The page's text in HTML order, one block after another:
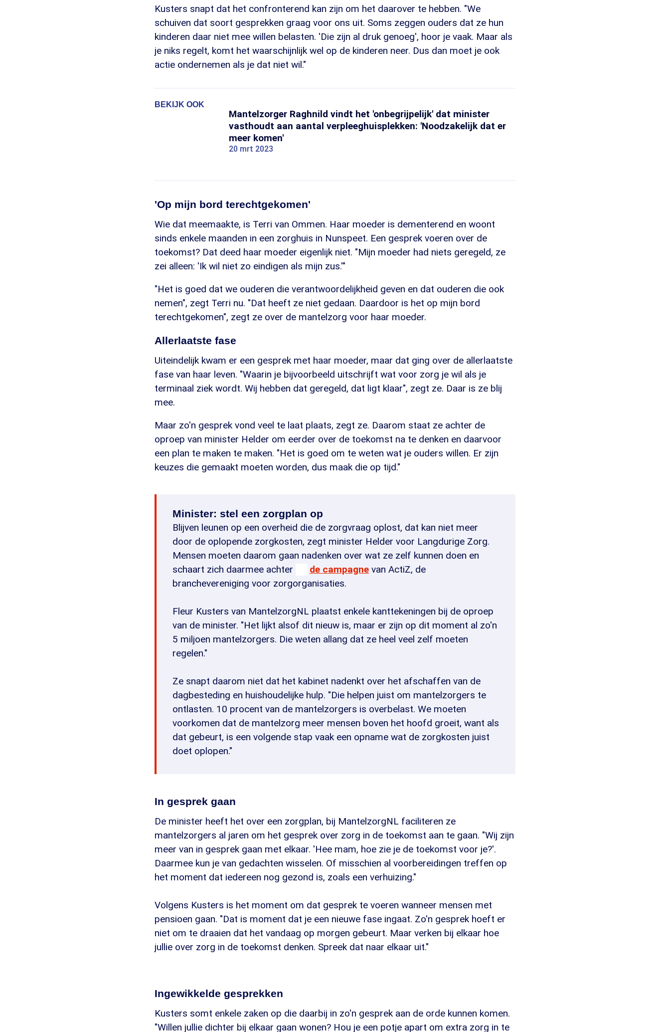
Kusters snapt dat het confronterend kan zijn om het daarover te hebben. "We
schuiven dat soort gesprekken graag voor ons uit. Soms zeggen ouders dat ze hun
kinderen daar niet mee willen belasten. 'Die zijn al druk genoeg', hoor je vaak. Maar als
je niks regelt, komt het waarschijnlijk wel op de kinderen neer. Dus dan moet je ook
actie ondernemen als je dat niet wil."
BEKIJK OOK
Mantelzorger Raghnild vindt het 'onbegrijpelijk' dat minister
vasthoudt aan aantal verpleeghuisplekken: 'Noodzakelijk dat er
meer komen'
20 mrt 2023
'Op mijn bord terechtgekomen'
Wie dat meemaakte, is Terri van Ommen. Haar moeder is dementerend en woont
sinds enkele maanden in een zorghuis in Nunspeet. Een gesprek voeren over de
toekomst? Dat deed haar moeder eigenlijk niet. "Mijn moeder had niets geregeld, ze
zei alleen: 'Ik wil niet zo eindigen als mijn zus.'"
"Het is goed dat we ouderen die verantwoordelijkheid geven en dat ouderen die ook
nemen", zegt Terri nu. "Dat heeft ze niet gedaan. Daardoor is het op mijn bord
terechtgekomen", zegt ze over de mantelzorg voor haar moeder.
Allerlaatste fase
Uiteindelijk kwam er een gesprek met haar moeder, maar dat ging over de allerlaatste
fase van haar leven. "Waarin je bijvoorbeeld uitschrijft wat voor zorg je wil als je
terminaal ziek wordt. Wij hebben dat geregeld, dat ligt klaar", zegt ze. Daar is ze blij
mee.
Maar zo'n gesprek vond veel te laat plaats, zegt ze. Daarom staat ze achter de
oproep van minister Helder om eerder over de toekomst na te denken en daarvoor
een plan te maken te maken. "Het is goed om te weten wat je ouders willen. Er zijn
keuzes die gemaakt moeten worden, dus maak die op tijd."
Minister: stel een zorgplan op
Blijven leunen op een overheid die de zorgvraag oplost, dat kan niet meer
door de oplopende zorgkosten, zegt minister Helder voor Langdurige Zorg.
Mensen moeten daarom gaan nadenken over wat ze zelf kunnen doen en
schaart zich daarmee achter
de campagne van ActiZ, de
branchevereniging voor zorgorganisaties.
Fleur Kusters van MantelzorgNL plaatst enkele kanttekeningen bij de oproep
van de minister. "Het lijkt alsof dit nieuw is, maar er zijn op dit moment al zo'n
5 miljoen mantelzorgers. Die weten allang dat ze heel veel zelf moeten
regelen."
Ze snapt daarom niet dat het kabinet nadenkt over het afschaffen van de
dagbesteding en huishoudelijke hulp. "Die helpen juist om mantelzorgers te
ontlasten. 10 procent van de mantelzorgers is overbelast. We moeten
voorkomen dat de mantelzorg meer mensen boven het hoofd groeit, want als
dat gebeurt, is een volgende stap vaak een opname wat de zorgkosten juist
doet oplopen."
In gesprek gaan
De minister heeft het over een zorgplan, bij MantelzorgNL faciliteren ze
mantelzorgers al jaren om het gesprek over zorg in de toekomst aan te gaan. "Wij zijn
meer van in gesprek gaan met elkaar. 'Hee mam, hoe zie je de toekomst voor je?'.
Daarmee kun je van gedachten wisselen. Of misschien al voorbereidingen treffen op
het moment dat iedereen nog gezond is, zoals een verhuizing."
Volgens Kusters is het moment om dat gesprek te voeren wanneer mensen met
pensioen gaan. "Dat is moment dat je een nieuwe fase ingaat. Zo'n gesprek hoeft er
niet om te draaien dat het vandaag op morgen gebeurt. Maar verken bij elkaar hoe
jullie over zorg in de toekomst denken. Spreek dat naar elkaar uit."
Ingewikkelde gesprekken
Kusters somt enkele zaken op die daarbij in zo'n gesprek aan de orde kunnen komen.
"Willen jullie dichter bij elkaar gaan wonen? Hou je een potje apart om extra zorg in te